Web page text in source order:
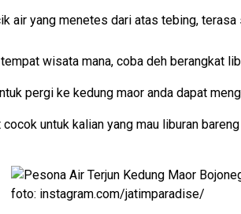
air yang menetes dari atas tebing,
wisata mana, coba deh berangkat
pergi ke kedung maor anda dapat
untuk kalian yang mau liburan
foto: instagram.com/jatimparadise/